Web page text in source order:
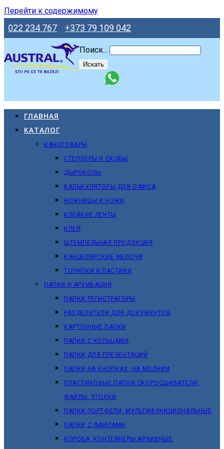
Перейти к содержимому
022 234 767 +373 79 109 042
Поиск...
Искать
ГЛАВНАЯ
КАТАЛОГ
КАНЦТОВАРЫ
СТЕПЛЕРЫ И СКОБЫ
ДЫРОКОЛЫ
КАЛЬКУЛЯТОРЫ ДЛЯ ОФИСА
НОЖНИЦЫ И НОЖИ
КЛЕЙКИЕ ЛЕНТЫ
КЛЕЙ
ШТЕМПЕЛЬНАЯ ПРОДУКЦИЯ
КАНЦЕЛЯРСКИЕ МЕЛОЧИ
ТОЧИЛКИ И ЛАСТИКИ
ПАПКИ И АРХИВАЦИЯ
ПАПКИ РЕГИСТРАТОРЫ
РАЗДЕЛИТЕЛИ ДЛЯ ДОКУМЕНТОВ
КАРТОННЫЕ ПАПКИ
ПАПКИ С КОЛЬЦАМИ
ПАПКИ ДЛЯ ПРЕЗЕНТАЦИЙ
ПАПКИ НА КНОПКАХ, НА МОЛНИИ
ПЛАСТИКОВЫЕ ПАПКИ СКОРОСШИВАТЕЛИ,
ФАЙЛЫ, УГОЛКИ
ПАПКИ ПОРТФЕЛИ, МУЛЬТИФУНКЦИОНАЛЬНЫЕ
ПАПКИ С ФАЙЛАМИ
КОРОБА, КОНТЕЙНЕРЫ АРХИВНЫЕ,